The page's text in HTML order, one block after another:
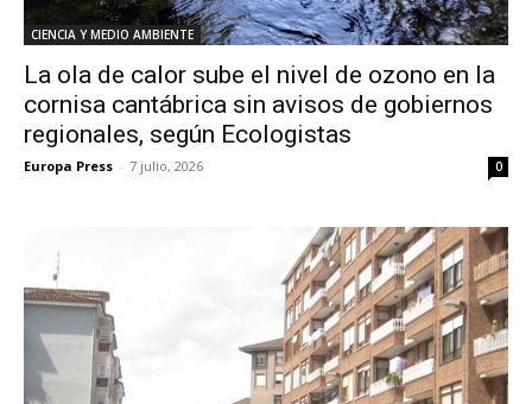
CIENCIA Y MEDIO AMBIENTE
La ola de calor sube el nivel de ozono en la
cornisa cantábrica sin avisos de gobiernos
regionales, según Ecologistas
Europa Press - 7 julio, 2026 0